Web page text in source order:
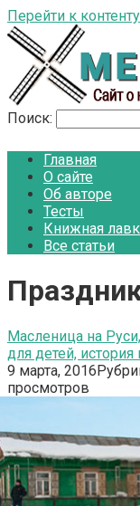
Перейти к контенту
Поиск:
Главная
О сайте
Об авторе
Тесты
Книжная
Все статьи
Масленица на
для детей, история
9 марта, 2016
просмотров